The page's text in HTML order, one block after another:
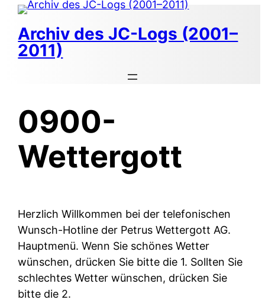
Zum
Inhalt
springen
Archiv des JC-Logs (2001–
2011)
0900-
Wettergott
Herzlich Willkommen bei der telefonischen
Wunsch-Hotline der Petrus Wettergott AG.
Hauptmenü. Wenn Sie schönes Wetter
wünschen, drücken Sie bitte die 1. Sollten Sie
schlechtes Wetter wünschen, drücken Sie
bitte die 2.